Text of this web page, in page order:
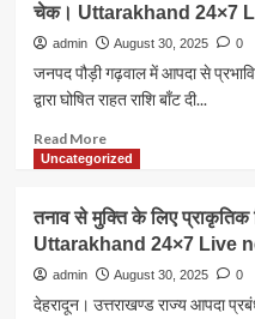
दिनों
में
ज्यादा
सावधानी
जरूरी
Uttarakhand
24×7
Live
चेक। Uttarakhand 24×7
admin August 30, 2025 0
जनपद पौड़ी गढ़वाल में आपदा से
द्वारा घोषित राहत राशि बाँट दी...
Read MoreRead
more
सीएम
घोषणा
के
अनुरूप
Uncategorized
तनाव से मुक्ति के लिए
Uttarakhand 24×7 Live
admin August 30, 2025 0
देहरादून। उत्तराखण्ड राज्य आपदा